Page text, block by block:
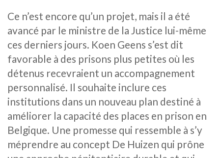
Ce n’est encore qu’un projet, mais il a été
avancé par le ministre de la Justice lui-même
ces derniers jours. Koen Geens s’est dit
favorable à des prisons plus petites où les
détenus recevraient un accompagnement
personnalisé. Il souhaite inclure ces
institutions dans un nouveau plan destiné à
améliorer la capacité des places en prison en
Belgique. Une promesse qui ressemble à s’y
méprendre au concept De Huizen qui prône